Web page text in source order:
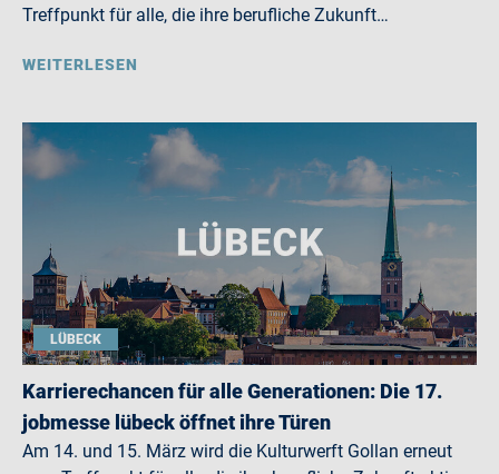
Treffpunkt für alle, die ihre berufliche Zukunft…
WEITERLESEN
LÜBECK
Karrierechancen für alle Generationen: Die 17.
jobmesse lübeck öffnet ihre Türen
Am 14. und 15. März wird die Kulturwerft Gollan erneut